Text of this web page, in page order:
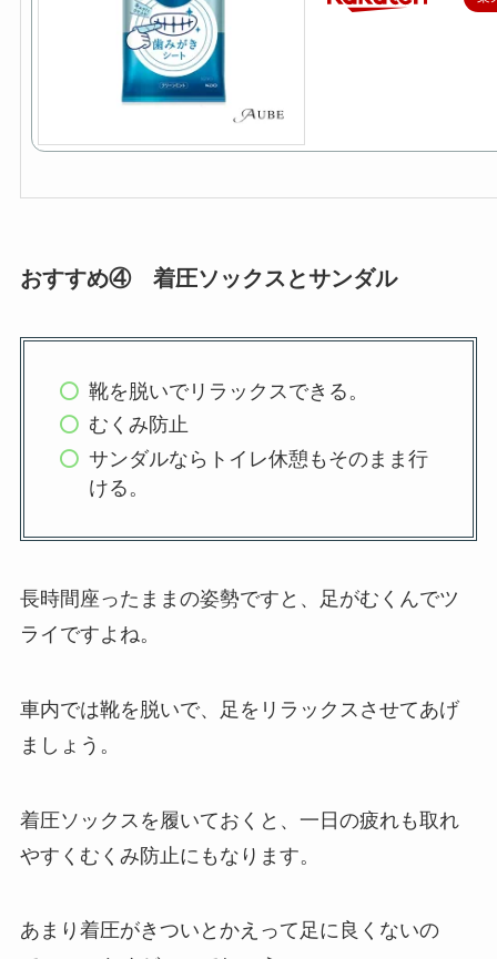
おすすめ④ 着圧ソックスとサンダル
靴を脱いでリラックスできる。
むくみ防止
サンダルならトイレ休憩もそのまま行
ける。
長時間座ったままの姿勢ですと、足がむくんでツ
ライですよね。
車内では靴を脱いで、足をリラックスさせてあげ
ましょう。
着圧ソックスを履いておくと、一日の疲れも取れ
やすくむくみ防止にもなります。
あまり着圧がきついとかえって足に良くないの